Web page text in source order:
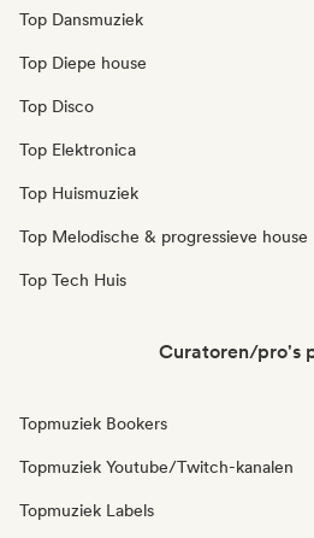
Top Dansmuziek
Top Diepe house
Top Disco
Top Elektronica
Top Huismuziek
Top Melodische & progressieve house
Top Tech Huis
Curatoren/pro's
Topmuziek Bookers
Topmuziek Youtube/Twitch-kanalen
Topmuziek Labels